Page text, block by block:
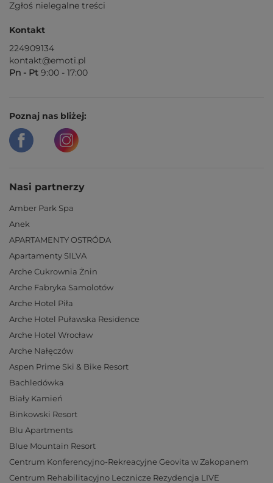
Zgłoś nielegalne treści
Kontakt
224909134
kontakt@emoti.pl
Pn - Pt 9:00 - 17:00
Poznaj nas bliżej:
Nasi partnerzy
Amber Park Spa
Anek
APARTAMENTY OSTRÓDA
Apartamenty SILVA
Arche Cukrownia Żnin
Arche Fabryka Samolotów
Arche Hotel Piła
Arche Hotel Puławska Residence
Arche Hotel Wrocław
Arche Nałęczów
Aspen Prime Ski & Bike Resort
Bachledówka
Biały Kamień
Binkowski Resort
Blu Apartments
Blue Mountain Resort
Centrum Konferencyjno-Rekreacyjne Geovita w Zakopanem
Centrum Rehabilitacyjno Lecznicze Rezydencja LIVE